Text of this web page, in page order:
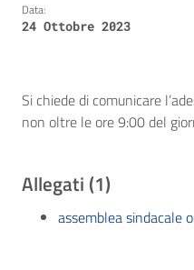
Data:
24 Ottobre 2023
Si chiede di comunicare
non oltre le ore 9:00 del
Allegati (1)
assemblea sindacale